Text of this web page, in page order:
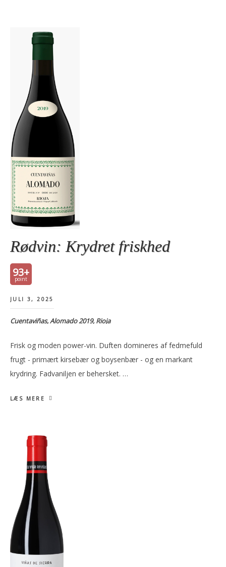
Rødvin: Krydret friskhed
93+
JULI 3, 2025
Cuentaviñas, Alomado 2019, Rioja
Frisk og moden power-vin. Duften domineres af fedmefuld
frugt - primært kirsebær og boysenbær - og en markant
krydring. Fadvaniljen er behersket. …
LÆS MERE